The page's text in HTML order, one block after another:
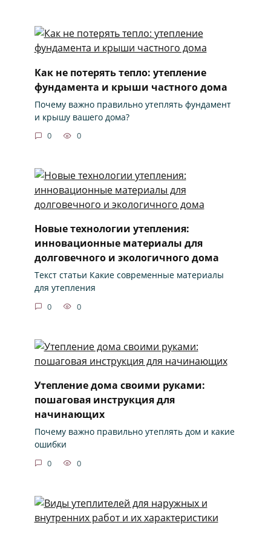
Как не потерять тепло: утепление
фундамента и крыши частного дома
Почему важно правильно утеплять фундамент
и крышу вашего дома?
0 0
Новые технологии утепления:
инновационные материалы для
долговечного и экологичного дома
Текст статьи Какие современные материалы
для утепления
0 0
Утепление дома своими руками:
пошаговая инструкция для
начинающих
Почему важно правильно утеплять дом и какие
ошибки
0 0